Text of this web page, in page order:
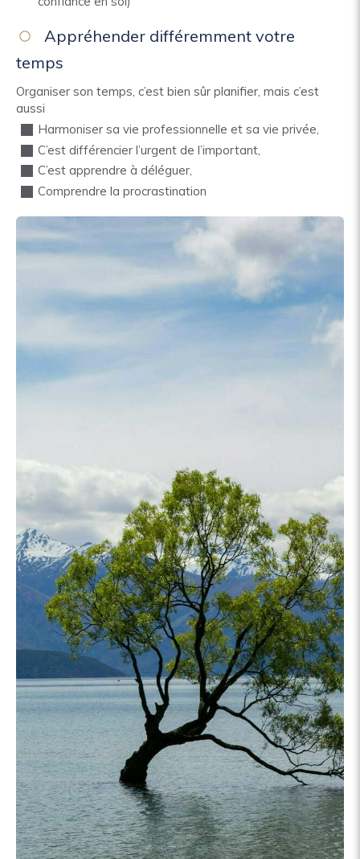
Appréhender différemment votre
temps
Organiser son temps, c’est bien sûr planifier, mais c’est
aussi
Harmoniser sa vie professionnelle et sa vie privée,
C’est différencier l’urgent de l’important,
C’est apprendre à déléguer,
Comprendre la procrastination